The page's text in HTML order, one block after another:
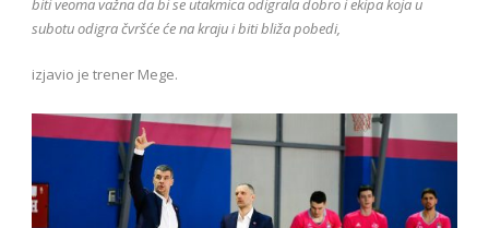
biti veoma važna da bi se utakmica odigrala dobro i ekipa koja u
subotu odigra čvršće će na kraju i biti bliža pobedi,
izjavio je trener Mege.